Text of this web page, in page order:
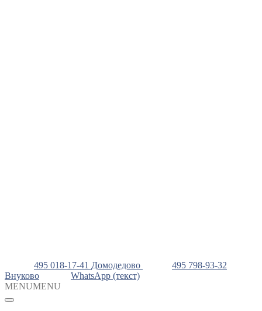
495 018-17-41 Домодедово
495 798-93-32
Внуково
WhatsApp (текст)
MENUMENU